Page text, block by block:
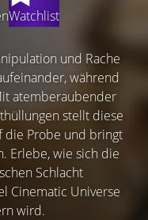
Watchlist
und Rache
während
atemberaubender
stellt diese
die Probe und bringt
Erlebe, wie sich die
Schlacht
Cinematic Universe
wird.